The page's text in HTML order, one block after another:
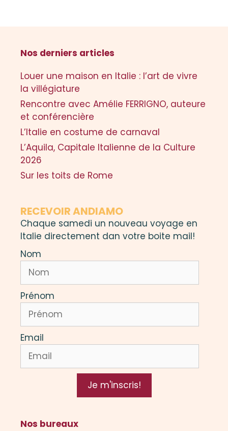
Nos derniers articles
Louer une maison en Italie : l’art de vivre
la villégiature
Rencontre avec Amélie FERRIGNO, auteure
et conférencière
L’Italie en costume de carnaval
L’Aquila, Capitale Italienne de la Culture
2026
Sur les toits de Rome
RECEVOIR ANDIAMO
Chaque samedi un nouveau voyage en
Italie directement dan votre boite mail!
Nom
Prénom
Email
Je m'inscris!
Nos bureaux